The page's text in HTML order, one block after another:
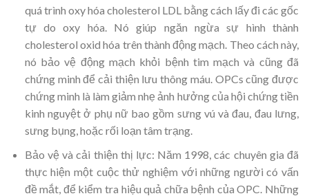
quá trình oxy hóa cholesterol LDL bằng cách lấy đi các gốc
tự do oxy hóa. Nó giúp ngăn ngừa sự hình thành
cholesterol oxid hóa trên thành động mạch. Theo cách này,
nó bảo vệ động mạch khỏi bệnh tim mạch và cũng đã
chứng minh để cải thiện lưu thông máu. OPCs cũng được
chứng minh là làm giảm nhẹ ảnh hưởng của hội chứng tiền
kinh nguyệt ở phụ nữ bao gồm sưng vú và đau, đau lưng,
sưng bụng, hoặc rối loạn tâm trạng.
Bảo vệ và cải thiện thị lực: Năm 1998, các chuyên gia đã
thực hiện một cuộc thử nghiệm với những người có vấn
đề mắt, để kiểm tra hiệu quả chữa bệnh của OPC. Những